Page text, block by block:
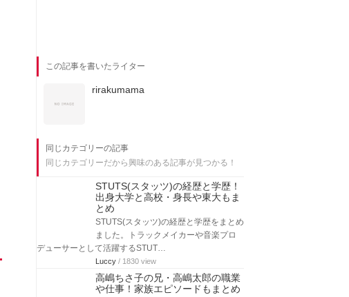
この記事を書いたライター
rirakumama
同じカテゴリーの記事
同じカテゴリーだから興味のある記事が見つかる！
STUTS(スタッツ)の経歴と学歴！
出身大学と高校・身長や東大もま
とめ
STUTS(スタッツ)の経歴と学歴をまとめ
ました。トラックメイカーや音楽プロ
デューサーとして活躍するSTUT…
Luccy / 1830 view
高嶋ちさ子の兄・高嶋太郎の職業
や仕事！家族エピソードもまとめ